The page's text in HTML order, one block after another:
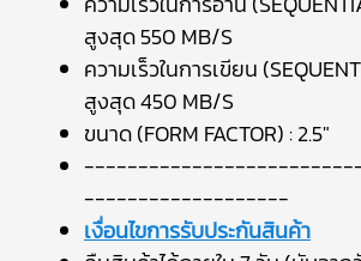
สูงสุด 550 MB/S
ความเร็วในการเขียน
สูงสุด 450 MB/S
ขนาด (FORM FACTOR) : 2.5"
-------------------
เงื่อนไขการรับประกันสินค้า